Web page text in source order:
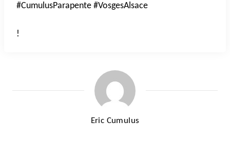
#CumulusParapente #VosgesAlsace
!
Eric Cumulus